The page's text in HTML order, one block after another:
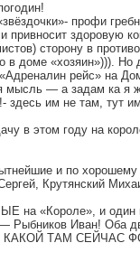
профи
привносит здоровую
сторону в
в доме «хозяин»))).
рейс» на
мысль — а задам ка я
здесь им не там, тут
в этом году на
и по
Крутянский
на «Короле», и один
Рыбников Иван! Оба
В КАКОЙ ТАМ